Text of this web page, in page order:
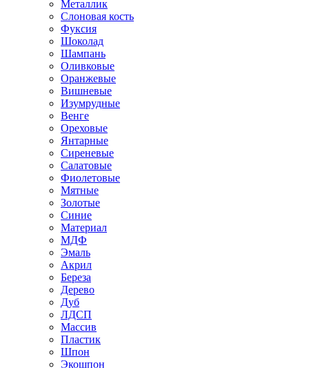
Металлик
Слоновая кость
Фуксия
Шоколад
Шампань
Оливковые
Оранжевые
Вишневые
Изумрудные
Венге
Ореховые
Янтарные
Сиреневые
Салатовые
Фиолетовые
Мятные
Золотые
Синие
Материал
МДФ
Эмаль
Акрил
Береза
Дерево
Дуб
ЛДСП
Массив
Пластик
Шпон
Экошпон